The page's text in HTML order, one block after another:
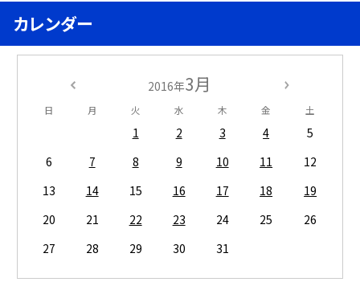
カレンダー
2016年3月
日 月 火 水 木 金 土
1 2 3 4
5
6
7 8 9 10 11
12
13
14 15 16 17 18
19
20
21 22 23 24 25
26
27
28 29 30 31